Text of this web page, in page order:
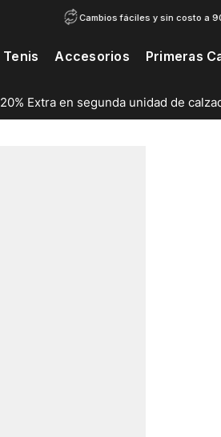
Cambios fáciles y sin costo a
Tenis Accesorios Primeras
20% Extra en segunda unidad de